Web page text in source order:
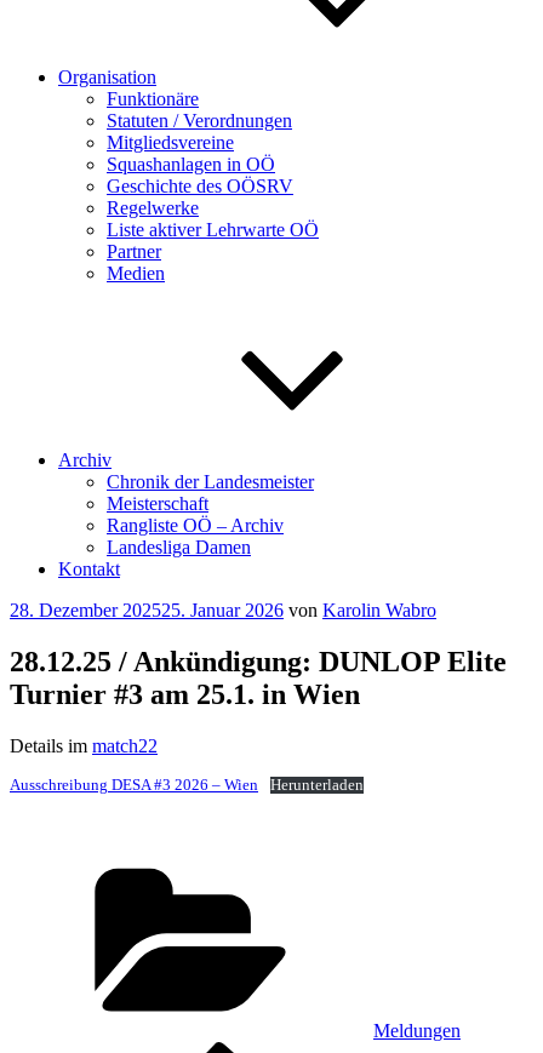
Organisation
Funktionäre
Statuten / Verordnungen
Mitgliedsvereine
Squashanlagen in OÖ
Geschichte des OÖSRV
Regelwerke
Liste aktiver Lehrwarte OÖ
Partner
Medien
Archiv
Chronik der Landesmeister
Meisterschaft
Rangliste OÖ – Archiv
Landesliga Damen
Kontakt
Veröffentlicht
28. Dezember 202525. Januar 2026 von Karolin Wabro
28.12.25 / Ankündigung: DUNLOP Elite
Turnier #3 am 25.1. in Wien
Details im match22
Ausschreibung DESA #3 2026 – Wien Herunterladen
Meldungen